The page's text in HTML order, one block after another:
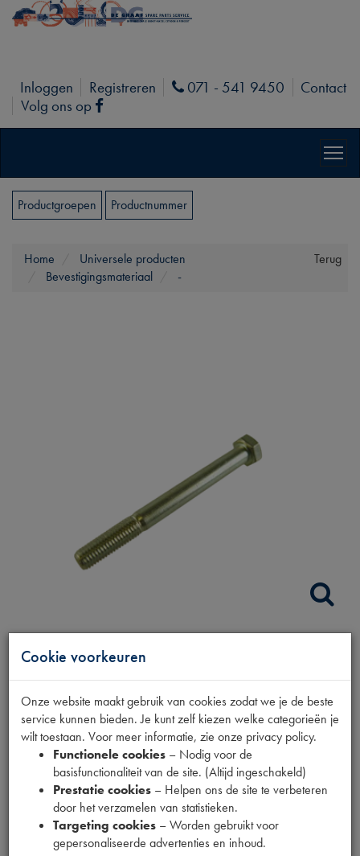
Inloggen Registreren Phone
071 - 541 9450
Contact
Volg ons op
Facebook
Productgroepen Productnummer
Terug
Home
Universele producten
Bevestigingsmateriaal
-
BOUT BEV. HRC
Productnummer
6200219
Prijs
0,88 0 ,73 excl. btw
Dit product kan op dit moment niet besteld worden
Mail ons
Cookie voorkeuren
Onze website maakt gebruik van cookies zodat we je de beste
service kunnen bieden. Je kunt zelf kiezen welke categorieën je
wilt toestaan. Voor meer informatie, zie onze privacy policy.
Functionele cookies – Nodig voor de
basisfunctionaliteit van de site. (Altijd ingeschakeld)
Prestatie cookies – Helpen ons de site te verbeteren
door het verzamelen van statistieken.
Targeting cookies – Worden gebruikt voor
gepersonaliseerde advertenties en inhoud.